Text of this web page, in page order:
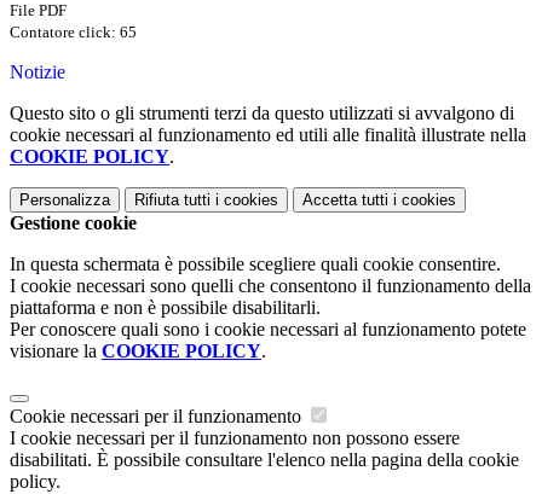
File PDF
Contatore click: 65
Notizie
Questo sito o gli strumenti terzi da questo utilizzati si avvalgono di
cookie necessari al funzionamento ed utili alle finalità illustrate nella
COOKIE POLICY.
Personalizza Rifiuta tutti i cookies Accetta tutti i cookies
Gestione cookie
In questa schermata è possibile scegliere quali cookie consentire.
I cookie necessari sono quelli che consentono il funzionamento della
piattaforma e non è possibile disabilitarli.
Per conoscere quali sono i cookie necessari al funzionamento potete
visionare la COOKIE POLICY.
Cookie necessari per il funzionamento
I cookie necessari per il funzionamento non possono essere
disabilitati. È possibile consultare l'elenco nella pagina della cookie
policy.